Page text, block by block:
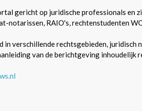
gericht op juridische professionals en
notarissen, RAIO's, rechtenstudenten
verschillende rechtsgebieden, juridisch
van de berichtgeving inhoudelijk